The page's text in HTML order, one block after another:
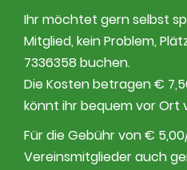
Ihr möchtet gern selbst
Mitglied, kein Problem,
7336358 buchen.
Die Kosten betragen €
könnt ihr bequem vor Ort
Für die Gebühr von €
Vereinsmitglieder auch